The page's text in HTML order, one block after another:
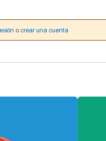
ocrear una cuenta